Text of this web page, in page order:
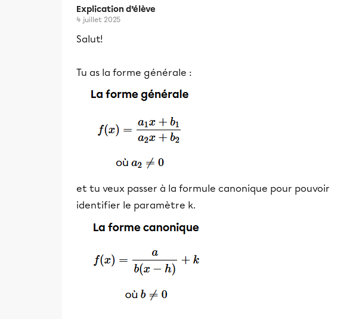
Explication d’élève
4 juillet 2025
Salut!
Tu as la forme générale :
et tu veux passer à la formule canonique pour pouvoir
identifier le paramètre k.